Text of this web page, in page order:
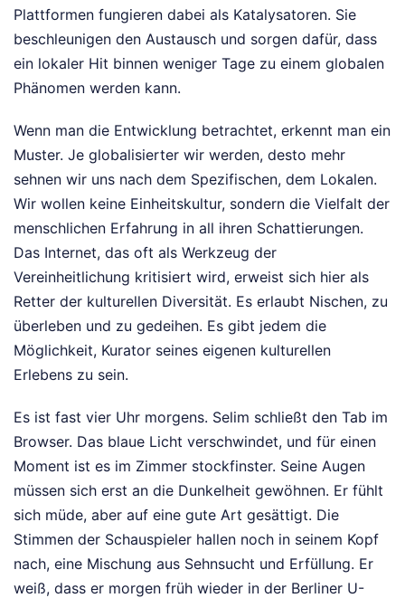
Plattformen fungieren dabei als Katalysatoren. Sie
beschleunigen den Austausch und sorgen dafür, dass
ein lokaler Hit binnen weniger Tage zu einem globalen
Phänomen werden kann.
Wenn man die Entwicklung betrachtet, erkennt man ein
Muster. Je globalisierter wir werden, desto mehr
sehnen wir uns nach dem Spezifischen, dem Lokalen.
Wir wollen keine Einheitskultur, sondern die Vielfalt der
menschlichen Erfahrung in all ihren Schattierungen.
Das Internet, das oft als Werkzeug der
Vereinheitlichung kritisiert wird, erweist sich hier als
Retter der kulturellen Diversität. Es erlaubt Nischen, zu
überleben und zu gedeihen. Es gibt jedem die
Möglichkeit, Kurator seines eigenen kulturellen
Erlebens zu sein.
Es ist fast vier Uhr morgens. Selim schließt den Tab im
Browser. Das blaue Licht verschwindet, und für einen
Moment ist es im Zimmer stockfinster. Seine Augen
müssen sich erst an die Dunkelheit gewöhnen. Er fühlt
sich müde, aber auf eine gute Art gesättigt. Die
Stimmen der Schauspieler hallen noch in seinem Kopf
nach, eine Mischung aus Sehnsucht und Erfüllung. Er
weiß, dass er morgen früh wieder in der Berliner U-